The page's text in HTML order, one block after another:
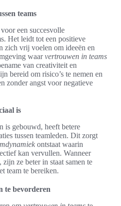
teams
een succesvolle
Het leidt tot een positieve
zich vrij voelen om ideeën en
waarvertrouwen in teams
van creativiteit en
bereid om risico’s te nemen en
zonder angst voor negatieve
is
is gebouwd, heeft betere
tussen teamleden. Dit zorgt
ontstaat waarin
kan vervullen. Wanneer
ze beter in staat samen te
team te bereiken.
te bevorderen